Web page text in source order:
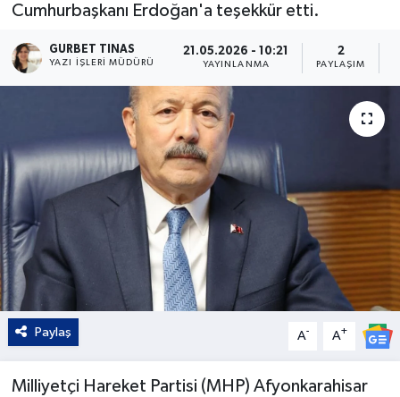
Cumhurbaşkanı Erdoğan'a teşekkür etti.
GURBET TINAS
YAZI İŞLERI MÜDÜRÜ
21.05.2026 - 10:21
YAYINLANMA
2
PAYLAŞIM
Paylaş A- A+
Milliyetçi Hareket Partisi (MHP) Afyonkarahisar